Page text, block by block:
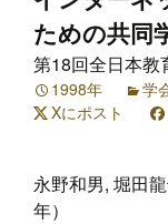
ための共同
第18回全日本教
1998年 学
Xにポスト
永野和男, 堀田
年）